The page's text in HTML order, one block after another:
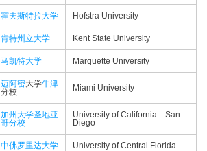
霍夫斯特拉大学 Hofstra University
肯特州立大学 Kent State University
马凯特大学 Marquette University
迈阿密大学牛津
分校
Miami University
加州大学圣地亚
哥分校
University of California—​San
Diego
中佛罗里达大学 University of Central Florida